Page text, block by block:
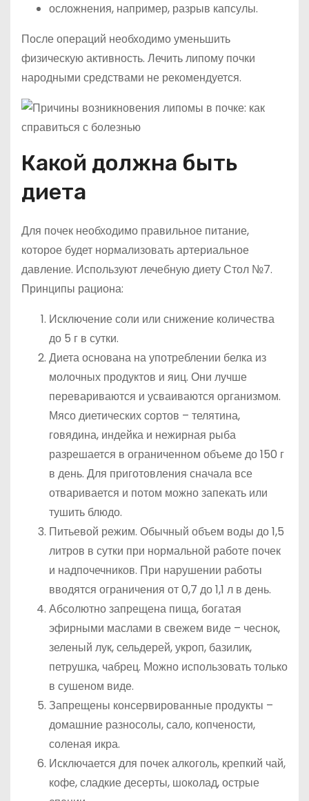
осложнения, например, разрыв капсулы.
После операций необходимо уменьшить
физическую активность. Лечить липому почки
народными средствами не рекомендуется.
Какой должна быть
диета
Для почек необходимо правильное питание,
которое будет нормализовать артериальное
давление. Используют лечебную диету Стол №7.
Принципы рациона:
Исключение соли или снижение количества
до 5 г в сутки.
Диета основана на употреблении белка из
молочных продуктов и яиц. Они лучше
перевариваются и усваиваются организмом.
Мясо диетических сортов – телятина,
говядина, индейка и нежирная рыба
разрешается в ограниченном объеме до 150 г
в день. Для приготовления сначала все
отваривается и потом можно запекать или
тушить блюдо.
Питьевой режим. Обычный объем воды до 1,5
литров в сутки при нормальной работе почек
и надпочечников. При нарушении работы
вводятся ограничения от 0,7 до 1,1 л в день.
Абсолютно запрещена пища, богатая
эфирными маслами в свежем виде – чеснок,
зеленый лук, сельдерей, укроп, базилик,
петрушка, чабрец. Можно использовать только
в сушеном виде.
Запрещены консервированные продукты –
домашние разносолы, сало, копчености,
соленая икра.
Исключается для почек алкоголь, крепкий чай,
кофе, сладкие десерты, шоколад, острые